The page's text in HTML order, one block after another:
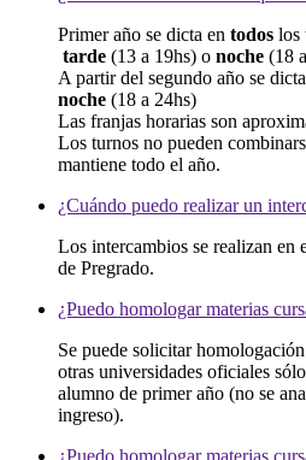
Primer año se dicta en todos los
tarde (13 a 19hs) o noche (18
A partir del segundo año se dicta
noche (18 a 24hs)
Las franjas horarias son
Los turnos no pueden
mantiene todo el año.
¿Cuándo puedo realizar un
Los intercambios se realizan
de Pregrado.
¿Puedo homologar materias
Se puede solicitar
otras universidades oficiales
alumno de primer año (no se
ingreso).
¿Puedo homologar materias